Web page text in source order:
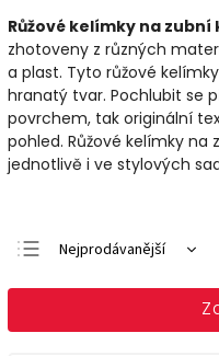
Růžové kelímky na
zhotoveny z různých
a plast. Tyto růžové
hranatý tvar. Pochlubit se
povrchem, tak originální
pohled. Růžové kelímky
jednotlivě i ve stylových
Doporučujeme
Nejprodávanější